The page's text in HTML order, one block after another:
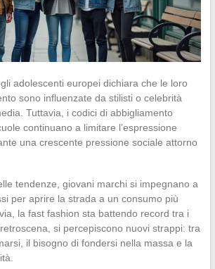
adolescenti europei dichiara che le loro
sono influenzate da stilisti o celebrità
Tuttavia, i codici di abbigliamento
continuano a limitare l’espressione
una crescente pressione sociale attorno
tendenze, giovani marchi si impegnano a
per aprire la strada a un consumo più
la fast fashion sta battendo record tra i
si percepiscono nuovi strappi: tra
il bisogno di fondersi nella massa e la